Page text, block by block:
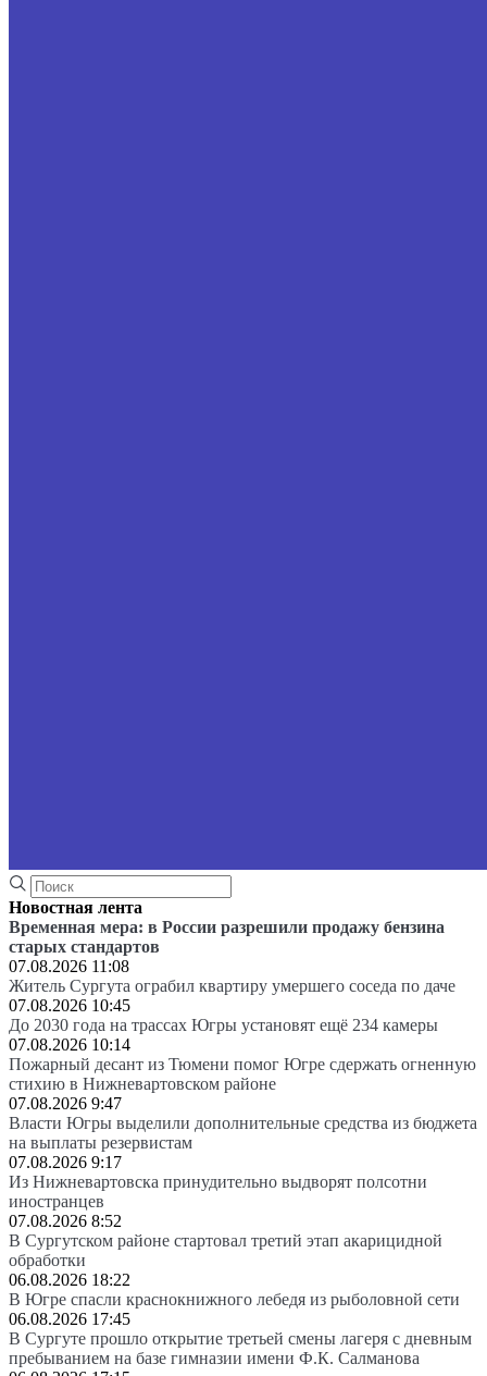
Новостная лента
Временная мера: в России разрешили продажу бензина
старых стандартов
07.08.2026 11:08
Житель Сургута ограбил квартиру умершего соседа по даче
07.08.2026 10:45
До 2030 года на трассах Югры установят ещё 234 камеры
07.08.2026 10:14
Пожарный десант из Тюмени помог Югре сдержать огненную
стихию в Нижневартовском районе
07.08.2026 9:47
Власти Югры выделили дополнительные средства из бюджета
на выплаты резервистам
07.08.2026 9:17
Из Нижневартовска принудительно выдворят полсотни
иностранцев
07.08.2026 8:52
В Сургутском районе стартовал третий этап акарицидной
обработки
06.08.2026 18:22
В Югре спасли краснокнижного лебедя из рыболовной сети
06.08.2026 17:45
В Сургуте прошло открытие третьей смены лагеря с дневным
пребыванием на базе гимназии имени Ф.К. Салманова